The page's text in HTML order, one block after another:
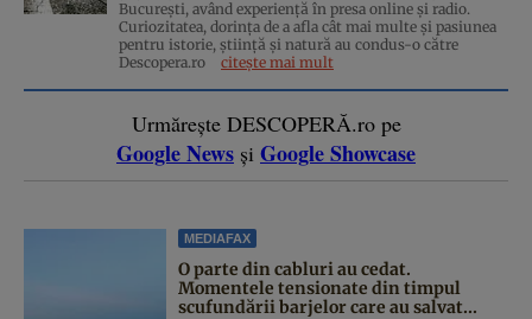
București, având experiență în presa online și radio.
Curiozitatea, dorința de a afla cât mai multe și pasiunea
pentru istorie, ştiinţă şi natură au condus-o către
Descopera.ro
citește mai mult
Urmărește DESCOPERĂ.ro pe
Google News și Google Showcase
MEDIAFAX
O parte din cabluri au cedat.
Momentele tensionate din timpul
scufundării barjelor care au salvat...